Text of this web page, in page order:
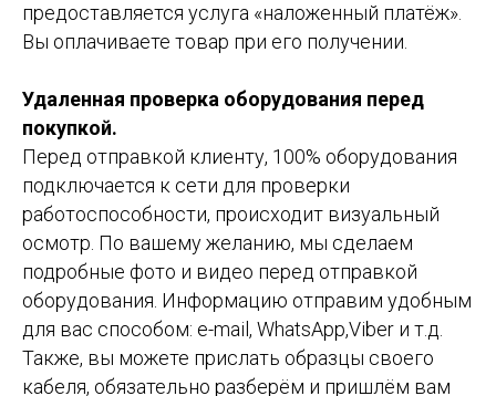
предоставляется услуга «наложенный платёж».
Вы оплачиваете товар при его получении.
Удаленная проверка оборудования перед
покупкой.
Перед отправкой клиенту, 100% оборудования
подключается к сети для проверки
работоспособности, происходит визуальный
осмотр. По вашему желанию, мы сделаем
подробные фото и видео перед отправкой
оборудования. Информацию отправим удобным
для вас способом: e-mail, WhatsApp,Viber и т.д.
Также, вы можете прислать образцы своего
кабеля, обязательно разберём и пришлём вам